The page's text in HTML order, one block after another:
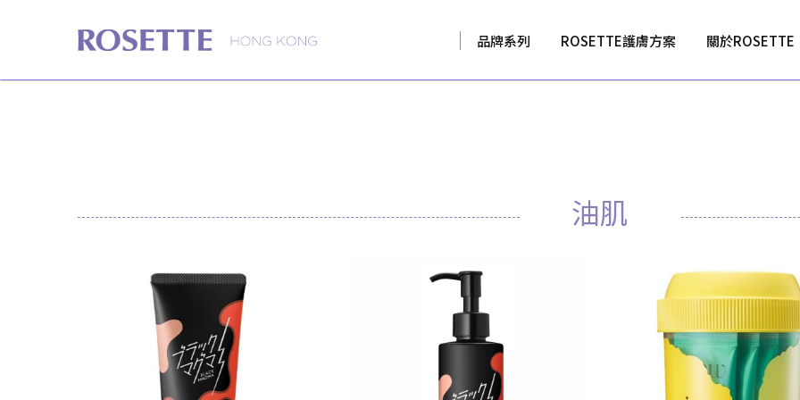
Rosette 品牌系列 ROSETTE護膚方案 關於ROSETTE
油肌